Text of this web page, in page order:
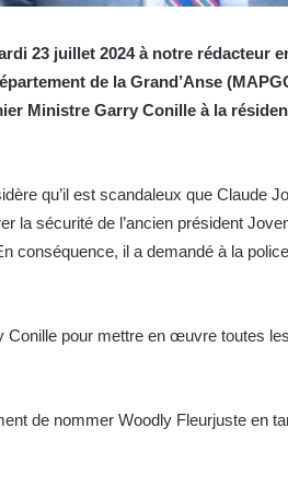
23 juillet 2024 à notre rédacteur
de la Grand’Anse
Ministre Garry Conille à la
qu’il est scandaleux que Claude
la sécurité de l’ancien président
conséquence, il a demandé à la
pour mettre en œuvre toutes
de nommer Woodly Fleurjuste en